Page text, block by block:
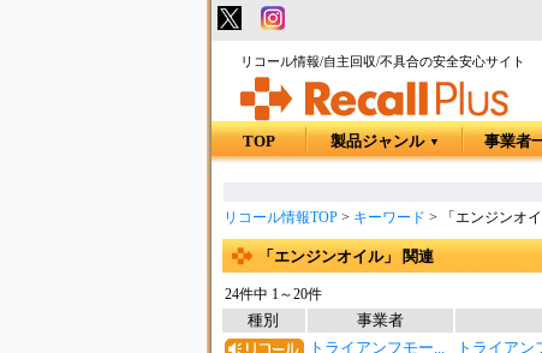
リコール情報/自主回収/不具合の安全安心サイト
TOP 製品ジャンル ▼ 事業者
リコール情報TOP> キーワード > 「エンジンオ
「エンジンオイル」 関連
24件中 1～20件
種別 事業者
トライアンフモー...
トライア